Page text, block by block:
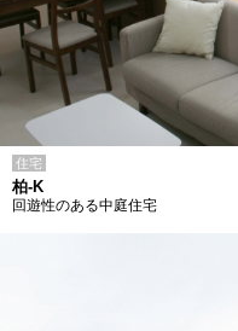
住宅
柏-K
回遊性のある中庭住宅